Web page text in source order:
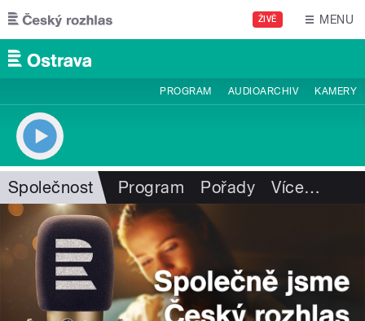
Přejít k hlavnímu obsahu
ŽIVĚ MENU
PROGRAM AUDIOARCHIV KAMERY
Společnost Program Pořady Více…